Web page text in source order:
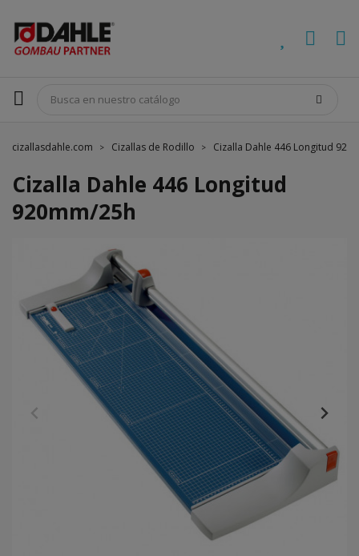
cizallasdahle.com Cizallas de Rodillo Cizalla Dahle 446 Longitud
Cizalla Dahle 446 Longitud
920mm/25h